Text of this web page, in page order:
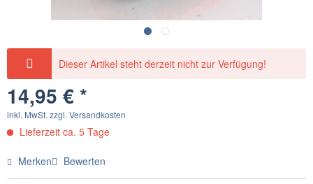
Dieser Artikel steht derzeit nicht zur Verfügung!
14,95 € *
inkl. MwSt. zzgl. Versandkosten
Lieferzeit ca. 5 Tage
Merken Bewerten